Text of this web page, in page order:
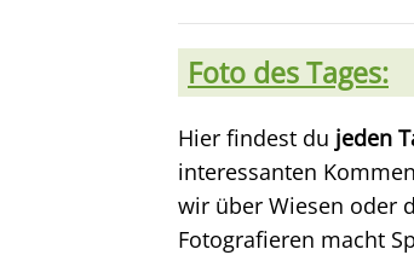
Foto des Tages:
Hier findest du jeden
interessanten
wir über Wiesen oder
Fotografieren macht